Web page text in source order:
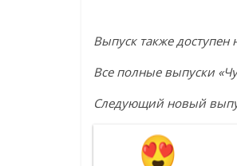
Выпуск также доступен
Все полные выпуски
Следующий новый